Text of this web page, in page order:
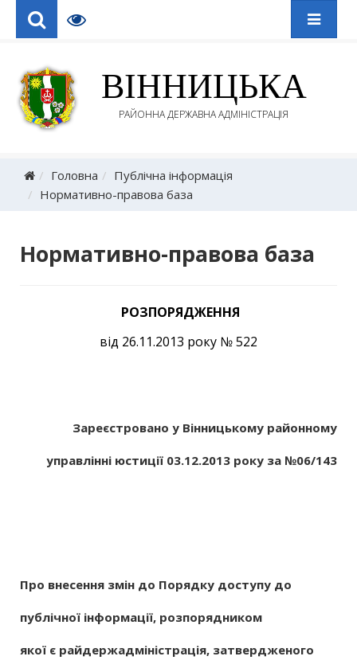
ВІННИЦЬКА
РАЙОННА ДЕРЖАВНА АДМІНІСТРАЦІЯ
Головна
Публічна інформація
Нормативно-правова база
Нормативно-правова база
РОЗПОРЯДЖЕННЯ
від 26.11.2013 року № 522
Зареєстровано у Вінницькому районному
управлінні юстиції 03.12.2013 року за №06/143
Про внесення змін до Порядку доступу до
публічної інформації, розпорядником
якої є райдержадміністрація, затвердженого